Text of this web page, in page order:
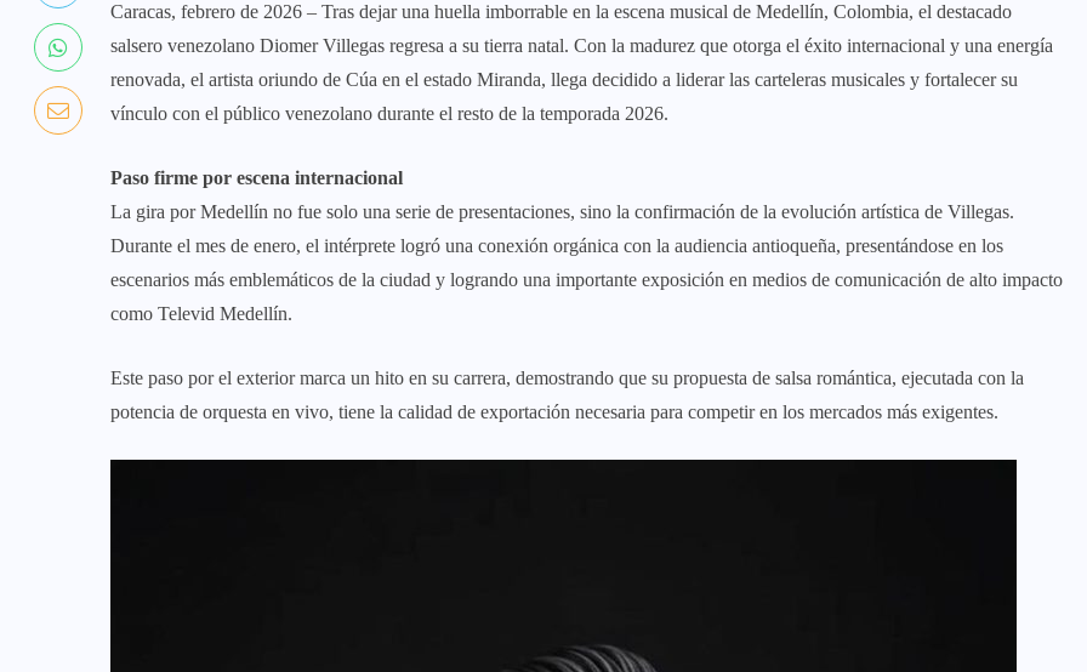
Caracas, febrero de 2026 – Tras dejar una huella imborrable en la escena musical de Medellín, Colombia, el destacado
salsero venezolano Diomer Villegas regresa a su tierra natal. Con la madurez que otorga el éxito internacional y una energía
renovada, el artista oriundo de Cúa en el estado Miranda, llega decidido a liderar las carteleras musicales y fortalecer su
vínculo con el público venezolano durante el resto de la temporada 2026.
Paso firme por escena internacional
La gira por Medellín no fue solo una serie de presentaciones, sino la confirmación de la evolución artística de Villegas.
Durante el mes de enero, el intérprete logró una conexión orgánica con la audiencia antioqueña, presentándose en los
escenarios más emblemáticos de la ciudad y logrando una importante exposición en medios de comunicación de alto impacto
como Televid Medellín.
Este paso por el exterior marca un hito en su carrera, demostrando que su propuesta de salsa romántica, ejecutada con la
potencia de orquesta en vivo, tiene la calidad de exportación necesaria para competir en los mercados más exigentes.